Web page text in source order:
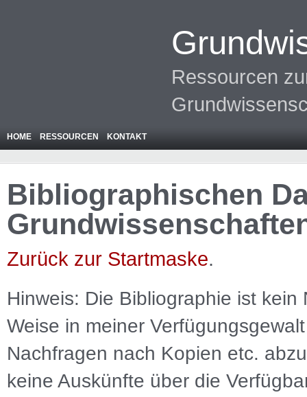
Ressourcen
HOME RESSOURCEN KONTAKT
Bibliographischen
Zurück zur Startmaske.
Hinweis: Die Bibliographie ist kein
Weise in meiner
Nachfragen nach Kopien etc.
keine Auskünfte über die